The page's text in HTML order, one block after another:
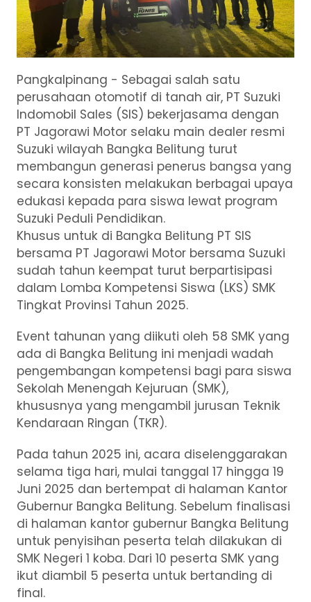
Pangkalpinang - Sebagai salah satu
perusahaan otomotif di tanah air, PT Suzuki
Indomobil Sales (SIS) bekerjasama dengan
PT Jagorawi Motor selaku main dealer resmi
Suzuki wilayah Bangka Belitung turut
membangun generasi penerus bangsa yang
secara konsisten melakukan berbagai upaya
edukasi kepada para siswa lewat program
Suzuki Peduli Pendidikan.
Khusus untuk di Bangka Belitung PT SIS
bersama PT Jagorawi Motor bersama Suzuki
sudah tahun keempat turut berpartisipasi
dalam Lomba Kompetensi Siswa (LKS) SMK
Tingkat Provinsi Tahun 2025.
Event tahunan yang diikuti oleh 58 SMK yang
ada di Bangka Belitung ini menjadi wadah
pengembangan kompetensi bagi para siswa
Sekolah Menengah Kejuruan (SMK),
khususnya yang mengambil jurusan Teknik
Kendaraan Ringan (TKR).
Pada tahun 2025 ini, acara diselenggarakan
selama tiga hari, mulai tanggal 17 hingga 19
Juni 2025 dan bertempat di halaman Kantor
Gubernur Bangka Belitung. Sebelum finalisasi
di halaman kantor gubernur Bangka Belitung
untuk penyisihan peserta telah dilakukan di
SMK Negeri 1 koba. Dari 10 peserta SMK yang
ikut diambil 5 peserta untuk bertanding di
final.